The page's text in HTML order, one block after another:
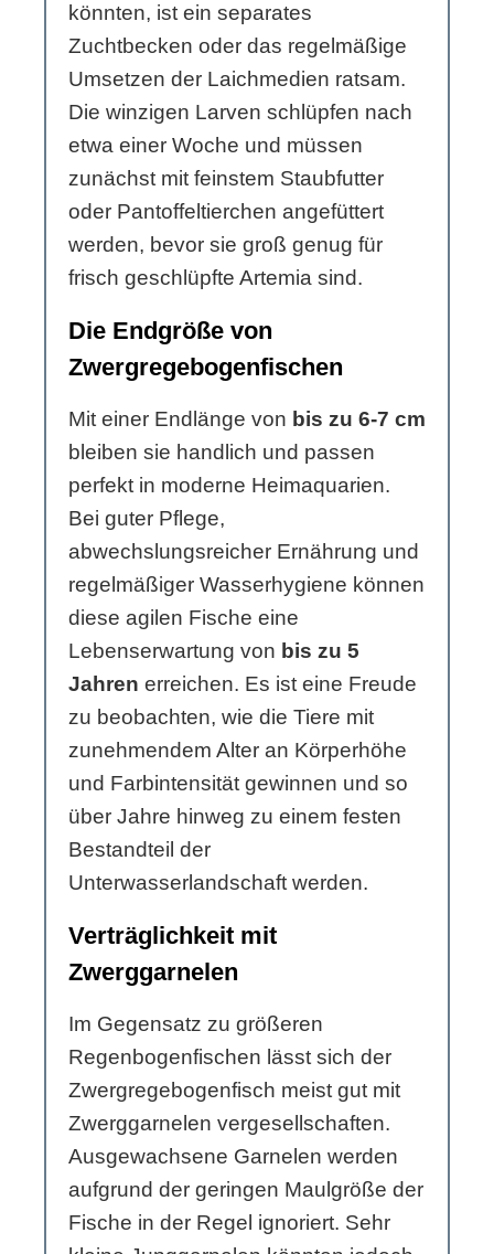
könnten, ist ein separates
Zuchtbecken oder das regelmäßige
Umsetzen der Laichmedien ratsam.
Die winzigen Larven schlüpfen nach
etwa einer Woche und müssen
zunächst mit feinstem Staubfutter
oder Pantoffeltierchen angefüttert
werden, bevor sie groß genug für
frisch geschlüpfte Artemia sind.
Die Endgröße von
Zwergregebogenfischen
Mit einer Endlänge von bis zu 6-7 cm
bleiben sie handlich und passen
perfekt in moderne Heimaquarien.
Bei guter Pflege,
abwechslungsreicher Ernährung und
regelmäßiger Wasserhygiene können
diese agilen Fische eine
Lebenserwartung von bis zu 5
Jahren erreichen. Es ist eine Freude
zu beobachten, wie die Tiere mit
zunehmendem Alter an Körperhöhe
und Farbintensität gewinnen und so
über Jahre hinweg zu einem festen
Bestandteil der
Unterwasserlandschaft werden.
Verträglichkeit mit
Zwerggarnelen
Im Gegensatz zu größeren
Regenbogenfischen lässt sich der
Zwergregebogenfisch meist gut mit
Zwerggarnelen vergesellschaften.
Ausgewachsene Garnelen werden
aufgrund der geringen Maulgröße der
Fische in der Regel ignoriert. Sehr